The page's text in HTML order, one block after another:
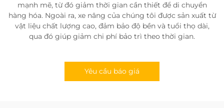
mạnh mẽ, từ đó giảm thời gian cần thiết để di chuyển
hàng hóa. Ngoài ra, xe nâng của chúng tôi được sản xuất từ
vật liệu chất lượng cao, đảm bảo độ bền và tuổi thọ dài,
qua đó giúp giảm chi phí bảo trì theo thời gian.
Yêu cầu báo giá